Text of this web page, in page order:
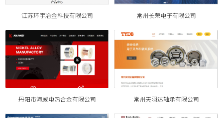
江苏环宇冶金科技有限公司 常州长荣电子有限公司
丹阳市海威电热合金有限公司 常州天羽达轴承有限公司